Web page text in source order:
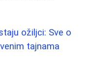
ožiljci: Sve o
tajnama